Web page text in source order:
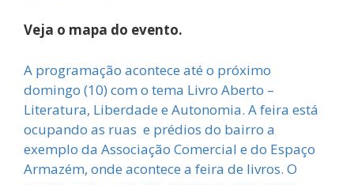
Veja o mapa do evento.
A programação acontece até o próximo
domingo (10) com o tema Livro Aberto –
Literatura, Liberdade e Autonomia. A feira está
ocupando as ruas e prédios do bairro a
exemplo da Associação Comercial e do Espaço
Armazém, onde acontece a feira de livros. O